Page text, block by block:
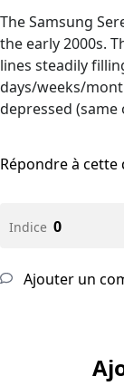
The Samsung
the early 2000s.
lines steadily
days/weeks/
depressed
Répondre à cette
Indice 0
Ajouter un